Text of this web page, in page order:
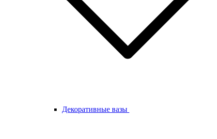
Декоративные вазы